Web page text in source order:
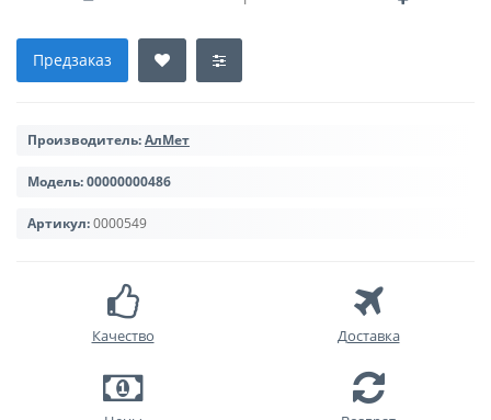
Предзаказ
Производитель:АлМет
Модель:00000000486
Артикул:0000549
Качество Доставка